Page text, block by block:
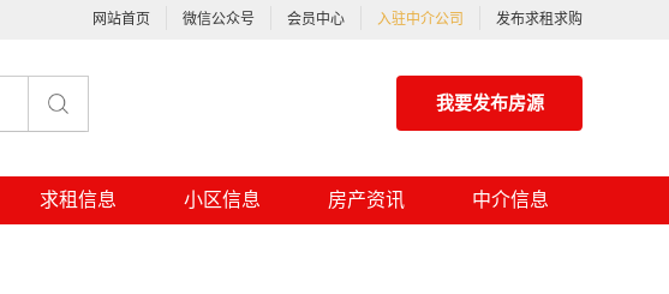
网站首页 微信公众号 会员中心 入驻中介公司 发布求租求购
我要发布房源
求租信息 小区信息 房产资讯 中介信息